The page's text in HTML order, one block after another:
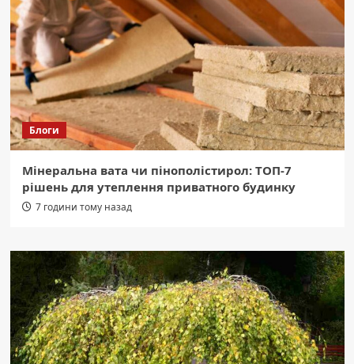
Блоги
Мінеральна вата чи пінополістирол: ТОП-7
рішень для утеплення приватного будинку
7 години тому назад